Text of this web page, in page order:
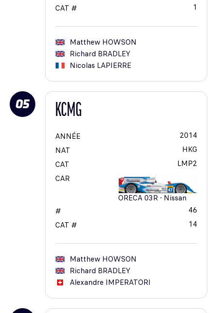
CAT #
1
Matthew HOWSON
Richard BRADLEY
Nicolas LAPIERRE
05 KCMG
ANNÉE
2014
NAT
HKG
CAT
LMP2
CAR
ORECA 03R - Nissan
#
46
CAT #
14
Matthew HOWSON
Richard BRADLEY
Alexandre IMPERATORI